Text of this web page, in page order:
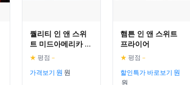
퀄리티 인 앤 스위
트 미드아메리카 인
더스트리얼 파크 에
★ 평점 –
가격보기
햄튼 인 앤 스위트
프라이어
★ 평점 –
할인특가 바로보기